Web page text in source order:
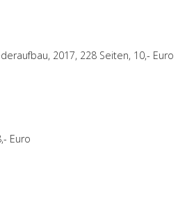
2017, 228 Seiten, 10,- Euro
Euro